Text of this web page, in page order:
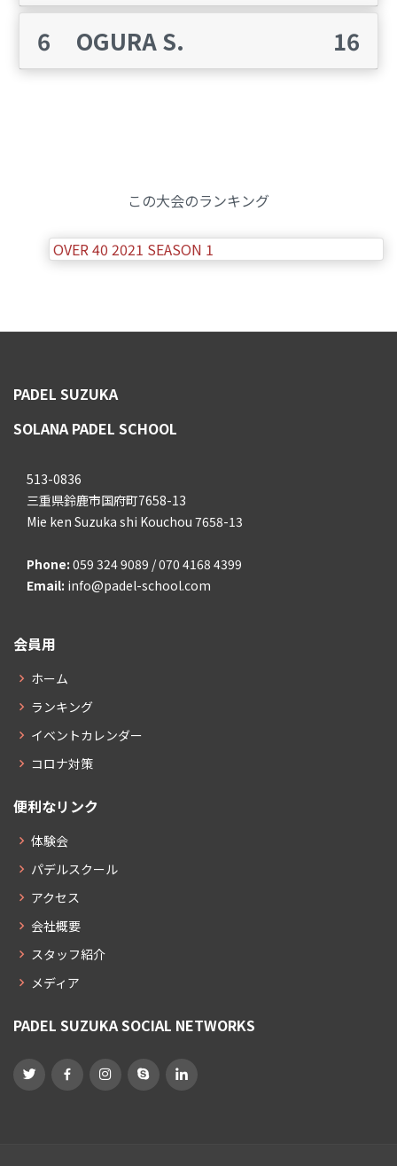
6
OGURA S. 16
この大会のランキング
OVER 40 2021 SEASON 1
PADEL SUZUKA
SOLANA PADEL SCHOOL
513-0836
三重県鈴鹿市国府町7658-13
Mie ken Suzuka shi Kouchou 7658-13
Phone: 059 324 9089 / 070 4168 4399
Email: info@padel-school.com
会員用
ホーム
ランキング
イベントカレンダー
コロナ対策
便利なリンク
体験会
パデルスクール
アクセス
会社概要
スタッフ紹介
メディア
PADEL SUZUKA SOCIAL NETWORKS